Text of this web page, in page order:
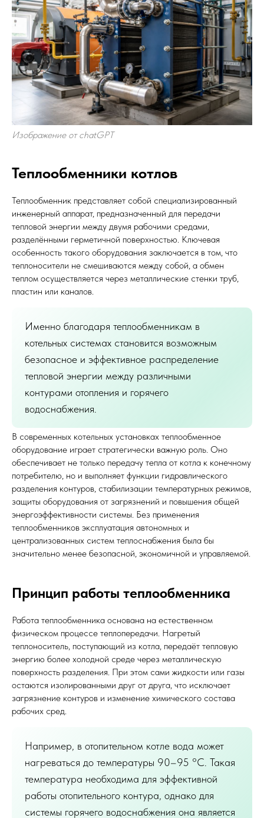
Изображение от chatGPT
Теплообменники котлов
Теплообменник представляет собой специализированный
инженерный аппарат, предназначенный для передачи
тепловой энергии между двумя рабочими средами,
разделёнными герметичной поверхностью. Ключевая
особенность такого оборудования заключается в том, что
теплоносители не смешиваются между собой, а обмен
теплом осуществляется через металлические стенки труб,
пластин или каналов.
Именно благодаря теплообменникам в
котельных системах становится возможным
безопасное и эффективное распределение
тепловой энергии между различными
контурами отопления и горячего
водоснабжения.
В современных котельных установках теплообменное
оборудование играет стратегически важную роль. Оно
обеспечивает не только передачу тепла от котла к конечному
потребителю, но и выполняет функции гидравлического
разделения контуров, стабилизации температурных режимов,
защиты оборудования от загрязнений и повышения общей
энергоэффективности системы. Без применения
теплообменников эксплуатация автономных и
централизованных систем теплоснабжения была бы
значительно менее безопасной, экономичной и управляемой.
Принцип работы теплообменника
Работа теплообменника основана на естественном
физическом процессе теплопередачи. Нагретый
теплоноситель, поступающий из котла, передаёт тепловую
энергию более холодной среде через металлическую
поверхность разделения. При этом сами жидкости или газы
остаются изолированными друг от друга, что исключает
загрязнение контуров и изменение химического состава
рабочих сред.
Например, в отопительном котле вода может
нагреваться до температуры 90–95 °C. Такая
температура необходима для эффективной
работы отопительного контура, однако для
системы горячего водоснабжения она является